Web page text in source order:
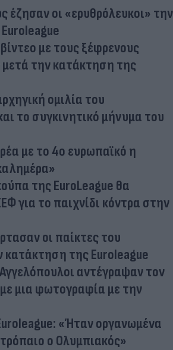
έζησαν οι «ερυθρόλευκοι» την
με τους ξέφρενους
την κατάκτηση της
ομιλία του
το συγκινητικό μήνυμα του
με το 4ο ευρωπαϊκό η
της EuroLeague θα
για το παιχνίδι κόντρα στην
οι παίκτες του
κατάκτηση της Euroleague
αντέγραψαν τον
μια φωτογραφία με την
«Ήταν οργανωμένα
ο Ολυμπιακός»